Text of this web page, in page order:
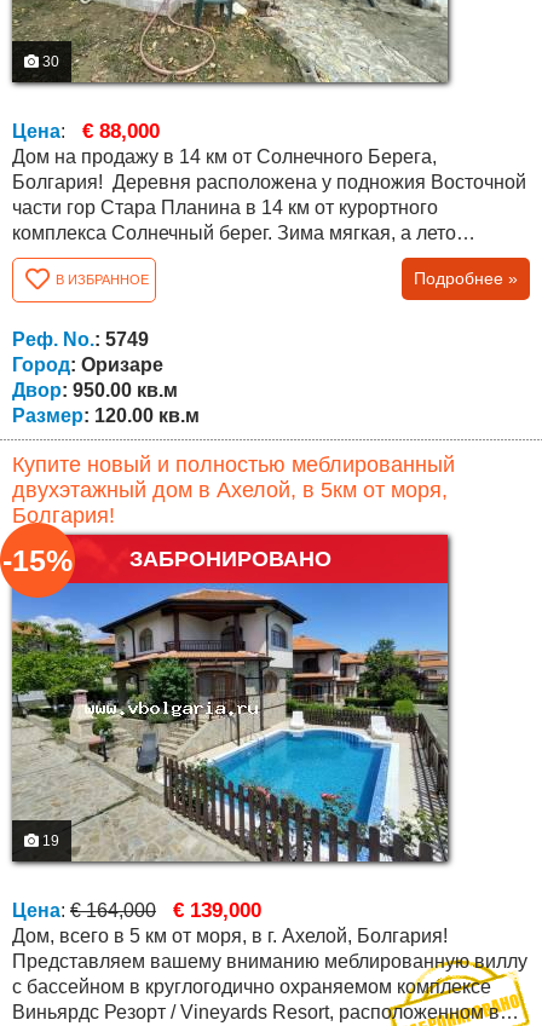
30
Цена: € 88,000
Дом на продажу в 14 км от Солнечного Берега,
Болгария! Деревня расположена у подножия Восточной
части гор Стара Планина в 14 км от курортного
комплекса Солнечный берег. Зима мягкая, а лето
прохладное. Деревня большая, имеется много удобств:
детский сад, библиотека, школа и магазины. Каждый час
есть автобус до Солнечного берега. Дом имеет общую
площадь 120 кв.м. подключен к центральной
канализации! Недвижимость состоит из...
В ИЗБРАННОЕ Подробнее »
Реф. No.: 5749
Город: Оризаре
Двор: 950.00 кв.м
Размер: 120.00 кв.м
Купите новый и полностью меблированный
двухэтажный дом в Ахелой, в 5км от моря,
Болгария!
ЗАБРОНИРОВАНО
19
-15%
Цена: € 164,000 € 139,000
Дом, всего в 5 км от моря, в г. Ахелой, Болгария!
Представляем вашему вниманию меблированную виллу
с бассейном в круглогодично охраняемом комплексе
Виньярдс Резорт / Vineyards Resort, расположенном в